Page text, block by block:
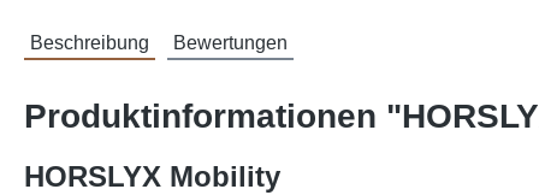
Beschreibung Bewertungen
Produktinformationen
HORSLYX Mobility